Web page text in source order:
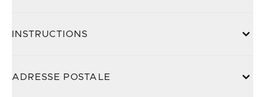
INSTRUCTIONS
ADRESSE POSTALE